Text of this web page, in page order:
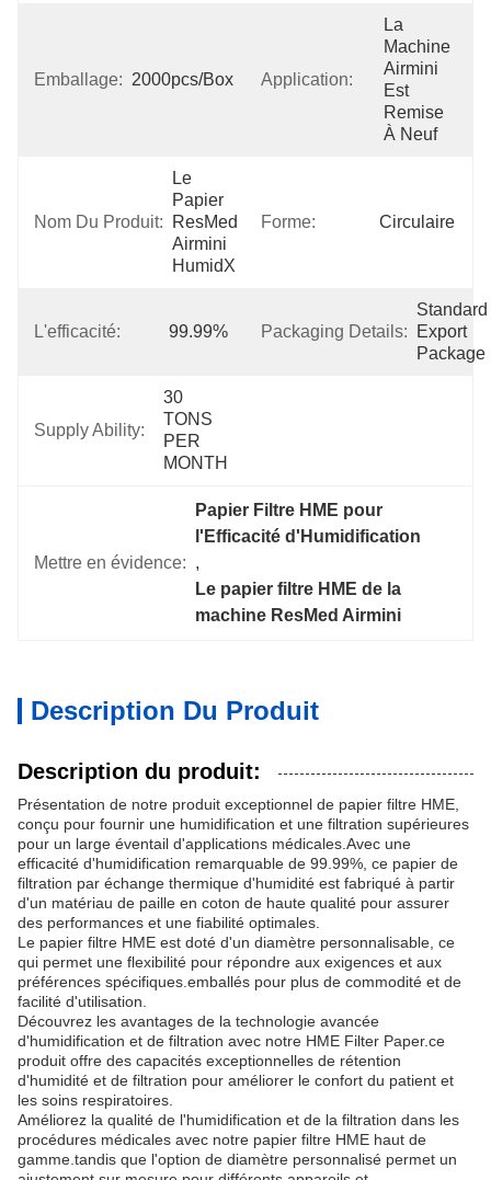
Emballage: 2000pcs/box Application:
La
Machine
Airmini
Est
Remise
À Neuf
Nom Du Produit:
Le
Papier
ResMed
Airmini
HumidX
Forme: Circulaire
L'efficacité: 99.99% Packaging Details:
Standard
Export
Package
Supply Ability:
30
TONS
PER
MONTH
Mettre en évidence:
Papier Filtre HME pour
l'Efficacité d'Humidification
,
Le papier filtre HME de la
machine ResMed Airmini
Description Du Produit
Description du produit:
Présentation de notre produit exceptionnel de papier filtre HME,
conçu pour fournir une humidification et une filtration supérieures
pour un large éventail d'applications médicales.Avec une
efficacité d'humidification remarquable de 99.99%, ce papier de
filtration par échange thermique d'humidité est fabriqué à partir
d'un matériau de paille en coton de haute qualité pour assurer
des performances et une fiabilité optimales.
Le papier filtre HME est doté d'un diamètre personnalisable, ce
qui permet une flexibilité pour répondre aux exigences et aux
préférences spécifiques.emballés pour plus de commodité et de
facilité d'utilisation.
Découvrez les avantages de la technologie avancée
d'humidification et de filtration avec notre HME Filter Paper.ce
produit offre des capacités exceptionnelles de rétention
d'humidité et de filtration pour améliorer le confort du patient et
les soins respiratoires.
Améliorez la qualité de l'humidification et de la filtration dans les
procédures médicales avec notre papier filtre HME haut de
gamme.tandis que l'option de diamètre personnalisé permet un